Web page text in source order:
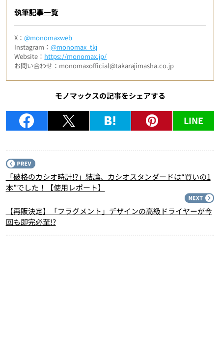
執筆記事一覧
X：@monomaxweb
Instagram：@monomax_tkj
Website： https://monomax.jp/
お問い合わせ：monomaxofficial@takarajimasha.co.jp
モノマックスの記事をシェアする
LINE
「破格のカシオ時計!?」結論、カシオスタンダードは“買いの1
本”でした！【使用レポート】
【再販決定】「フラグメント」デザインの高級ドライヤーが今
回も即完必至!?